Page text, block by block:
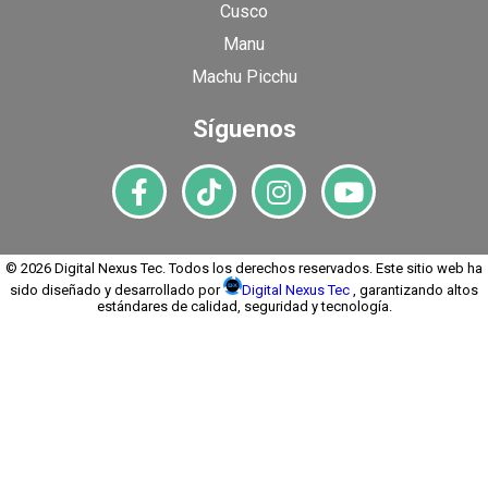
Cusco
Manu
Machu Picchu
Síguenos
© 2026 Digital Nexus Tec. Todos los derechos reservados. Este sitio web ha
sido diseñado y desarrollado por
Digital Nexus Tec , garantizando altos
estándares de calidad, seguridad y tecnología.